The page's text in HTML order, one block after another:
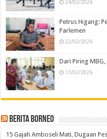
24/02/2026
Petrus Higang:
Parlemen
22/02/2026
Dari Piring MBG,
13/02/2026
Berita Borneo
15 Gajah Amboseli Mati, Dugaan